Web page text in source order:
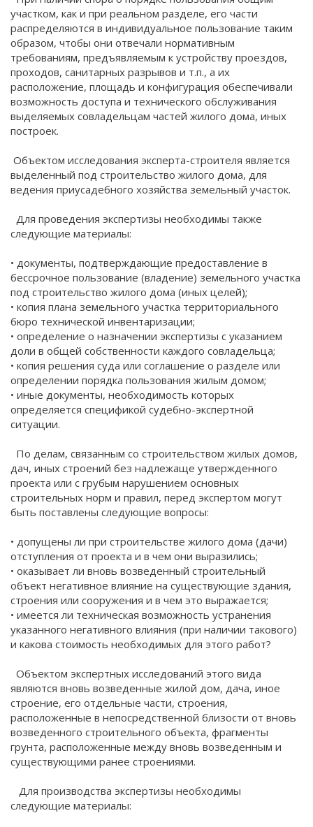
участком, как и при реальном разделе, его части
распределяются в индивидуальное пользование таким
образом, чтобы они отвечали нормативным
требованиям, предъявляемым к устройству проездов,
проходов, санитарных разрывов и т.п., а их
расположение, площадь и конфигурация обеспечивали
возможность доступа и технического обслуживания
выделяемых совладельцам частей жилого дома, иных
построек.
Объектом исследования эксперта-строителя является
выделенный под строительство жилого дома, для
ведения приусадебного хозяйства земельный участок.
Для проведения экспертизы необходимы также
следующие материалы:
• документы, подтверждающие предоставление в
бессрочное пользование (владение) земельного участка
под строительство жилого дома (иных целей);
• копия плана земельного участка территориального
бюро технической инвентаризации;
• определение о назначении экспертизы с указанием
доли в общей собственности каждого совладельца;
• копия решения суда или соглашение о разделе или
определении порядка пользования жилым домом;
• иные документы, необходимость которых
определяется спецификой судебно-экспертной
ситуации.
По делам, связанным со строительством жилых домов,
дач, иных строений без надлежаще утвержденного
проекта или с грубым нарушением основных
строительных норм и правил, перед экспертом могут
быть поставлены следующие вопросы:
• допущены ли при строительстве жилого дома (дачи)
отступления от проекта и в чем они выразились;
• оказывает ли вновь возведенный строительный
объект негативное влияние на существующие здания,
строения или сооружения и в чем это выражается;
• имеется ли техническая возможность устранения
указанного негативного влияния (при наличии такового)
и какова стоимость необходимых для этого работ?
Объектом экспертных исследований этого вида
являются вновь возведенные жилой дом, дача, иное
строение, его отдельные части, строения,
расположенные в непосредственной близости от вновь
возведенного строительного объекта, фрагменты
грунта, расположенные между вновь возведенным и
существующими ранее строениями.
Для производства экспертизы необходимы
следующие материалы: